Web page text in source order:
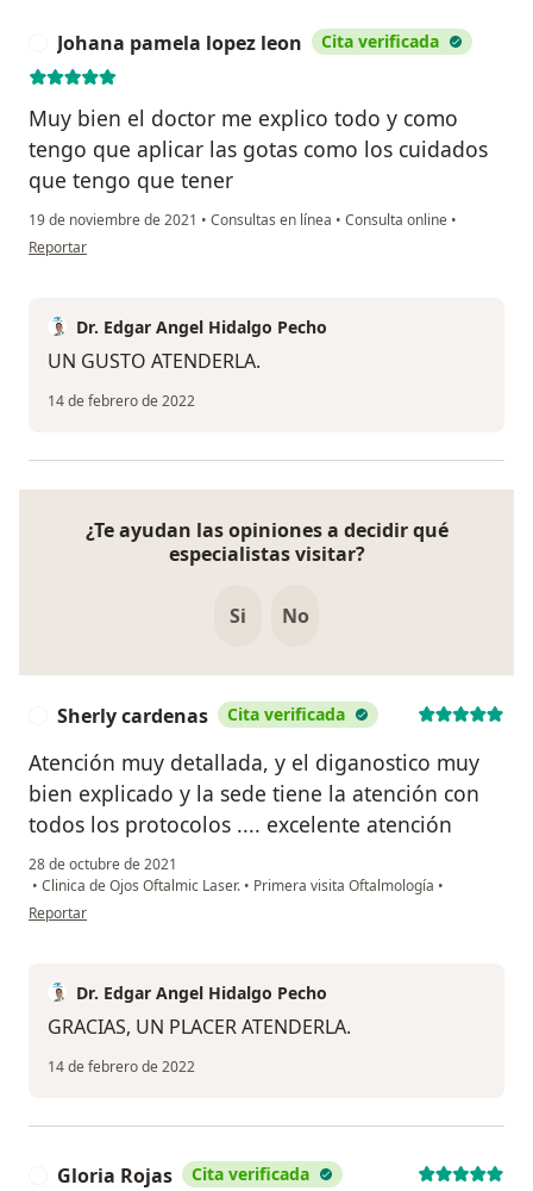
Johana pamela lopez leon Cita verificada
Muy bien el doctor me explico todo y como
tengo que aplicar las gotas como los cuidados
que tengo que tener
19 de noviembre de 2021 • Consultas en línea • Consulta online •
en opinión del usuario Johana pamela lopez leon
Reportar
Dr. Edgar Angel Hidalgo Pecho
UN GUSTO ATENDERLA.
14 de febrero de 2022
¿Te ayudan las opiniones a decidir qué
especialistas visitar?
Si No
Sherly cardenas Cita verificada
Atención muy detallada, y el diganostico muy
bien explicado y la sede tiene la atención con
todos los protocolos .... excelente atención
28 de octubre de 2021
• Clinica de Ojos Oftalmic Laser. • Primera visita Oftalmología •
en opinión del usuario Sherly cardenas
Reportar
Dr. Edgar Angel Hidalgo Pecho
GRACIAS, UN PLACER ATENDERLA.
14 de febrero de 2022
Gloria Rojas Cita verificada